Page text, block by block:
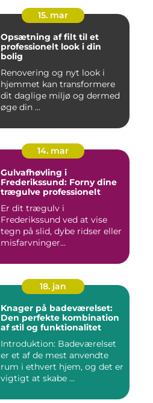
15. mar
Opsætning af filt til et
professionelt look i din
bolig
Renovering og nyt look i
hjemmet kan transformere
dit daglige miljø og dermed
øge din ...
14. mar
Gulvafhøvling i
Frederikssund: Forny dine
trægulve professionelt
Er dit trægulv i
Frederikssund ved at vise
tegn på slid, dybe ridser eller
misfarvninger...
18. jan
Knager på badeværelset:
Den perfekte kombination
af stil og funktionalitet
Introduktion: Badeværelset
er et af de mest anvendte
rum i ethvert hjem, og det er
vigtigt at skabe ...